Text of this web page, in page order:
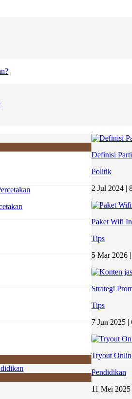
Definisi
Politik
2 Jul 2024 |
Paket Wifi
Tips
5 Mar 2026 |
Strategi
Tips
7 Jun 2025 |
Tryout
Pendidikan
11 Mei 2025